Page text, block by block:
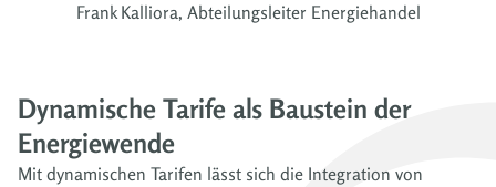
Frank Kalliora, Abteilungsleiter Energiehandel
Dynamische Tarife als Baustein der
Energiewende
Mit dynamischen Tarifen lässt sich die Integration von